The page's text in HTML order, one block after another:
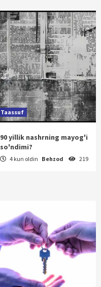
Taassuf
90 yillik nashrning mayog'i
so'ndimi?
4 kun oldin Behzod 219